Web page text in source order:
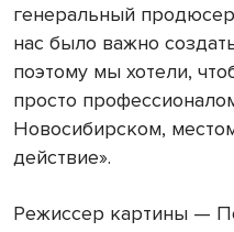
генеральный
нас было важно
поэтому мы хотели,
просто
Новосибирском,
действие».
Режиссер картины —